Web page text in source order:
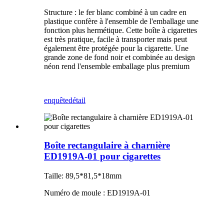
Structure : le fer blanc combiné à un cadre en
plastique confère à l'ensemble de l'emballage une
fonction plus hermétique. Cette boîte à cigarettes
est très pratique, facile à transporter mais peut
également être protégée pour la cigarette. Une
grande zone de fond noir et combinée au design
néon rend l'ensemble emballage plus premium
enquêtedétail
Boîte rectangulaire à charnière
ED1919A-01 pour cigarettes
Taille: 89,5*81,5*18mm
Numéro de moule : ED1919A-01